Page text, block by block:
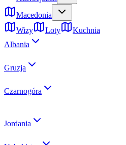
Macedonia
Wizy
Loty
Kuchnia
Albania
Gruzja
Czarnogóra
Jordania